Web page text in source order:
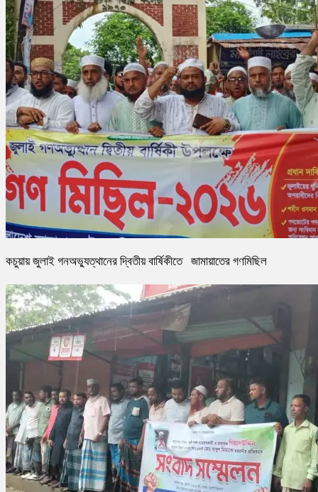
কচুয়ায় জুলাই গনঅভ্যুত্থানের দ্বিতীয় বার্ষিকীতে জামায়াতের গণমিছিল